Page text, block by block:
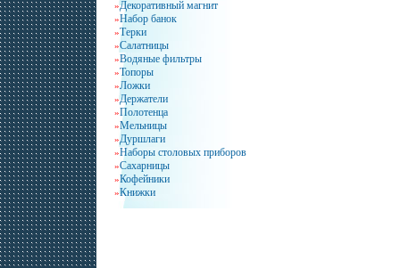
»Декоративный магнит
»Набор банок
»Терки
»Салатницы
»Водяные фильтры
»Топоры
»Ложки
»Держатели
»Полотенца
»Мельницы
»Дуршлаги
»Наборы столовых приборов
»Сахарницы
»Кофейники
»Книжки